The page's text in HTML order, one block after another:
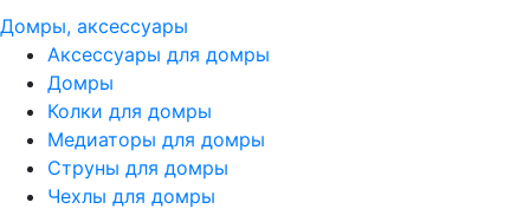
Домры, аксессуары
Аксессуары для домры
Домры
Колки для домры
Медиаторы для домры
Струны для домры
Чехлы для домры